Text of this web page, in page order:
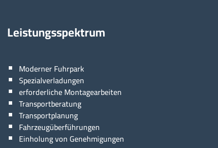
Leistungsspektrum
Moderner Fuhrpark
Spezialverladungen
erforderliche Montagearbeiten
Transportberatung
Transportplanung
Fahrzeugüberführungen
Einholung von Genehmigungen